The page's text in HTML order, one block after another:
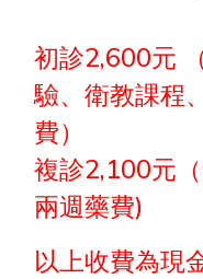
初診2,600元
驗、衛教課程
費）
複診2,100元（
兩週藥費)
以上收費為現